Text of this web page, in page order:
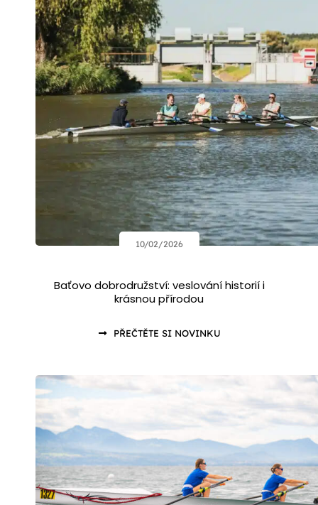
10/02/2026
Baťovo dobrodružství: veslování historií i
krásnou přírodou
PŘEČTĚTE SI NOVINKU